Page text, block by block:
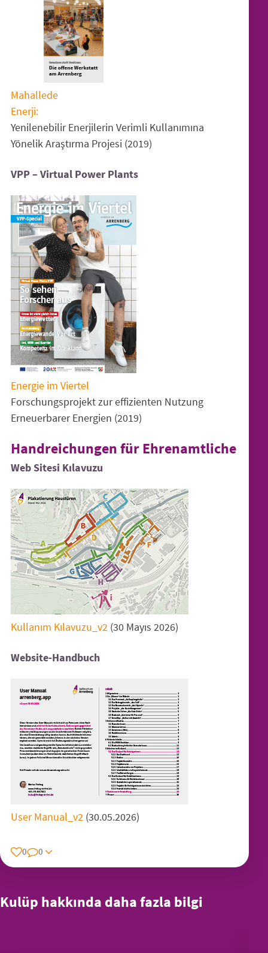
Mahallede
Enerji:
Yenilenebilir Enerjilerin Verimli Kullanımına
Yönelik Araştırma Projesi (2019)
VPP – Virtual Power Plants
Energie im Viertel
Forschungs­projekt zur effizienten Nutzung
Erneuer­barer Energien (2019)
Handreichungen für Ehrenamtliche
Web Sitesi Kılavuzu
Kullanım Kılavuzu_v2(30 Mayıs 2026)
Website-Handbuch
User Manual_v2 (30.05.2026)
0 0
Kulüp hakkında daha fazla bilgi